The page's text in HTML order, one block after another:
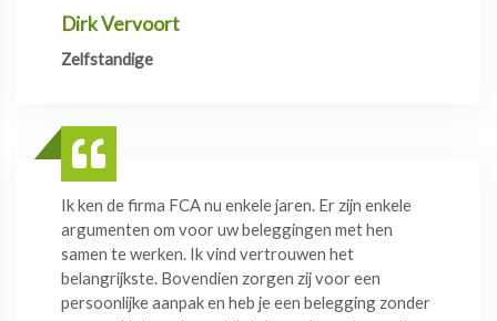
Dirk Vervoort
Zelfstandige
Ik ken de firma FCA nu enkele jaren. Er zijn enkele
argumenten om voor uw beleggingen met hen
samen te werken. Ik vind vertrouwen het
belangrijkste. Bovendien zorgen zij voor een
persoonlijke aanpak en heb je een belegging zonder